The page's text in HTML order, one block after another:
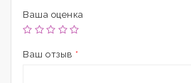
Ваша оценка
Ваш отзыв *